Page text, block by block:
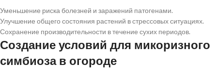
Уменьшение риска болезней и заражений патогенами.
Улучшение общего состояния растений в стрессовых ситуациях.
Сохранение производительности в течение сухих периодов.
Создание условий для микоризного
симбиоза в огороде